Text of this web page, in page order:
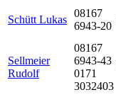
Schütt Lukas
08167
6943-20
Sellmeier
Rudolf
08167
6943-43
0171
3032403